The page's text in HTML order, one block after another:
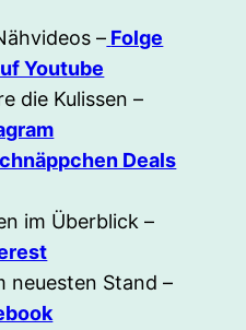
– Folge
Youtube
die Kulissen –
Deals
im Überblick –
neuesten Stand –